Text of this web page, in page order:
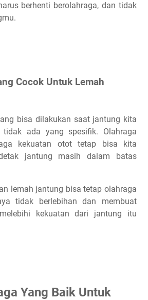
berhenti berolahraga, dan tidak
Cocok Untuk Lemah
bisa dilakukan saat jantung kita
tidak ada yang spesifik. Olahraga
kekuatan otot tetap bisa kita
jantung masih dalam batas
lemah jantung bisa tetap olahraga
tidak berlebihan dan membuat
kekuatan dari jantung itu
Yang Baik Untuk